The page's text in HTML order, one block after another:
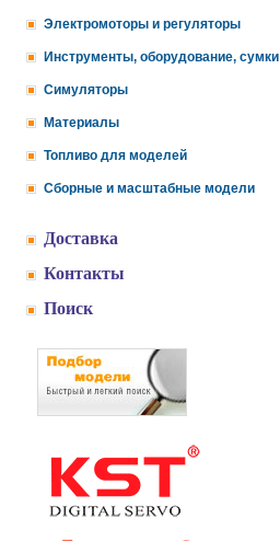
Электромоторы и регуляторы
Инструменты, оборудование, сумки
Симуляторы
Материалы
Топливо для моделей
Сборные и масштабные модели
Доставка
Контакты
Поиск